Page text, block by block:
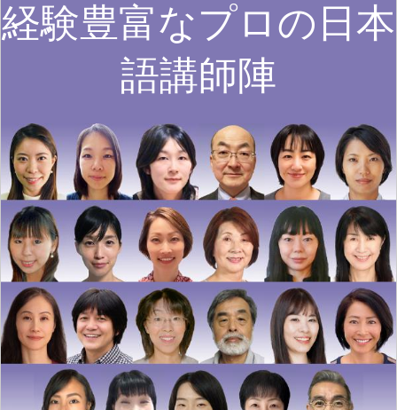
経験豊富なプロの日本
語講師陣